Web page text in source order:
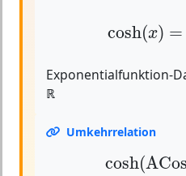
cosh(x) =
Exponentialfunktion-
ℝ
Umkehrrelation
cosh(
cosh (